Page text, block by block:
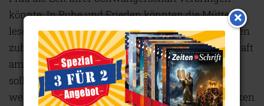
könnte. In Ruhe und Frieden könnten die Mütter
lesen, spazieren gehen, Musik hören oder Vorträgen
zuhören, wie sie sich während der Schwangerschaft
am besten verhalten sollten und was sie essen
sollten. Vor allem aber sollte ihnen beigebracht
werden, wie sie positiv durch die Kraft der Gedanken